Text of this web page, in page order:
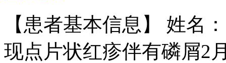
王宝旗 副主任医
【患者基本信息】 姓名
现点片状红疹伴有磷屑2